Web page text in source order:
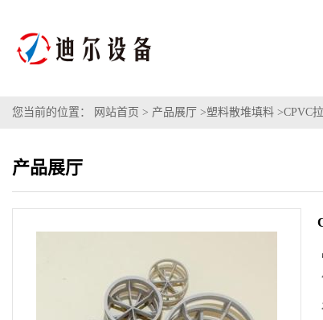
您当前的位置： 网站首页 > 产品展厅 >塑料散堆填料 >CPVC
产品展厅